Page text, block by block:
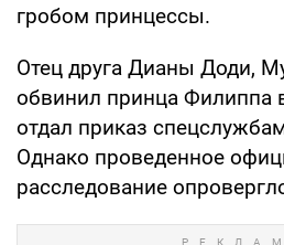
гробом принцессы.
Отец друга Дианы Доди,
обвинил принца Филиппа
отдал приказ
Однако проведенное
расследование